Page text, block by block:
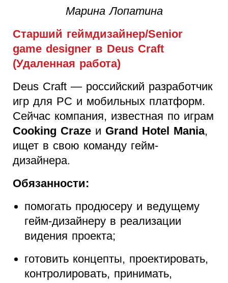
Марина Лопатина
Старший геймдизайнер/Senior
game designer в Deus Craft
(Удаленная работа)
Deus Craft — российский разработчик
игр для PC и мобильных платформ.
Сейчас компания, известная по играм
Cooking Craze и Grand Hotel Mania,
ищет в свою команду гейм-
дизайнера.
Обязанности:
помогать продюсеру и ведущему
гейм-дизайнеру в реализации
видения проекта;
готовить концепты, проектировать,
контролировать, принимать,